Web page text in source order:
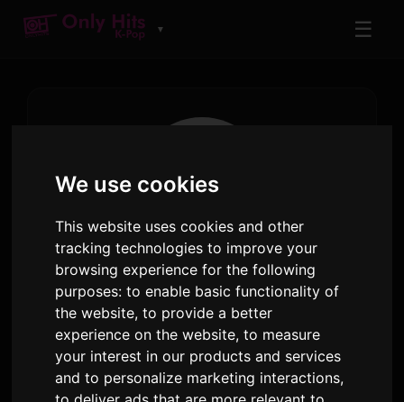
We use cookies
This website uses cookies and other
tracking technologies to improve your
browsing experience for the following
purposes:to enable basic functionality of
the website,to provide a better
experience on the website,to measure
your interest in our products and services
and to personalize marketing interactions,
▼ ☰
Sam
Community Manager